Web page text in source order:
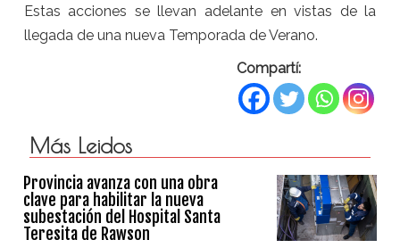
Estas acciones se llevan adelante en vistas de la
llegada de una nueva Temporada de Verano.
Compartí:
Más Leidos
Provincia avanza con una obra
clave para habilitar la nueva
subestación del Hospital Santa
Teresita de Rawson